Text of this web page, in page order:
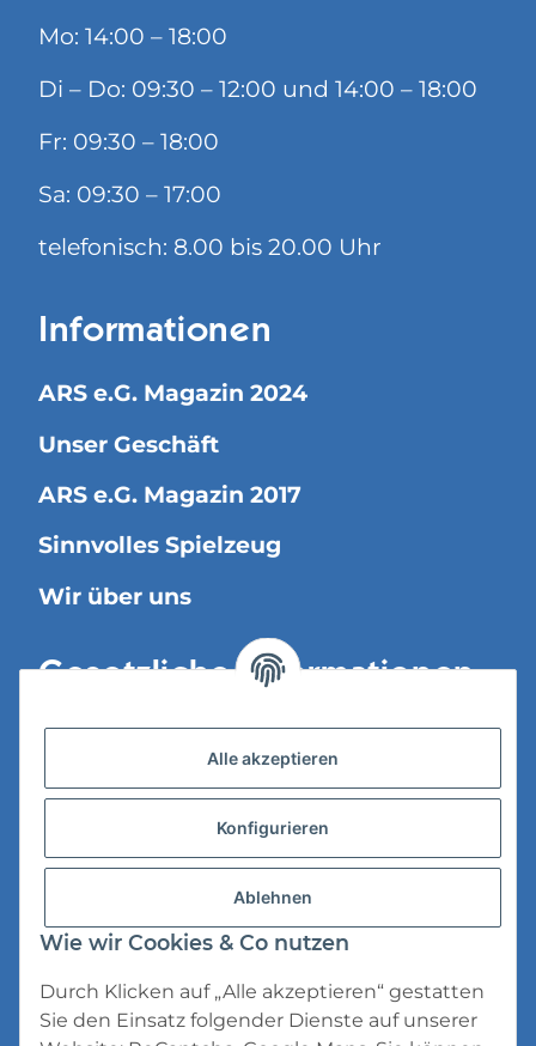
Mo: 14:00 – 18:00
Di – Do: 09:30 – 12:00 und 14:00 – 18:00
Fr: 09:30 – 18:00
Sa: 09:30 – 17:00
telefonisch: 8.00 bis 20.00 Uhr
Informationen
ARS e.G. Magazin 2024
Unser Geschäft
ARS e.G. Magazin 2017
Sinnvolles Spielzeug
Wir über uns
Gesetzliche Informationen
Versandinformationen
Datenschutz
Impressum
Alle akzeptieren
Konfigurieren
Ablehnen
Wie wir Cookies & Co nutzen
Durch Klicken auf „Alle akzeptieren“ gestatten
Sie den Einsatz folgender Dienste auf unserer